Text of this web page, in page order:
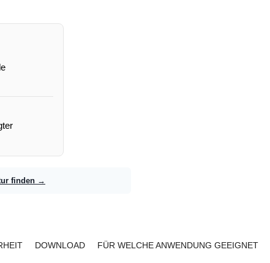
finden →
DOWNLOAD FÜR WELCHE ANWENDUNG GEEIGNET